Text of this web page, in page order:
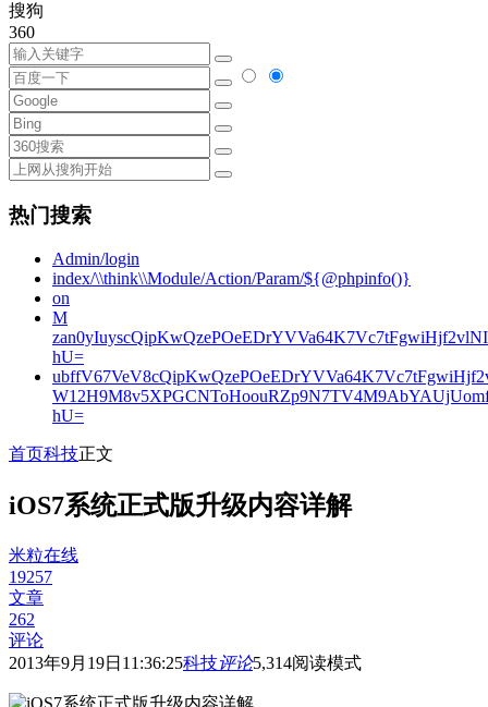
搜狗
360
热门搜索
Admin/login
index/\\think\\Module/Action/Param/${@phpinfo()}
on
M
hU=
hU=
首页科技正文
iOS7系统正式版升级内容详解
米粒在线
19257
文章
262
评论
2013年9月19日11:36:25科技评论5,314阅读模式